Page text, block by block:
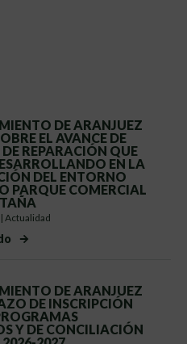
DE ARANJUEZ
EL AVANCE DE
REPARACIÓN QUE
EN LA
DEL ENTORNO
PARQUE COMERCIAL
| Actualidad
DE ARANJUEZ
DE INSCRIPCIÓN
Y DE CONCILIACIÓN